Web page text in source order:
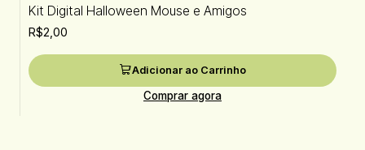
Kit Digital Halloween Mouse e Amigos
R$2,00
Adicionar ao Carrinho
Comprar agora